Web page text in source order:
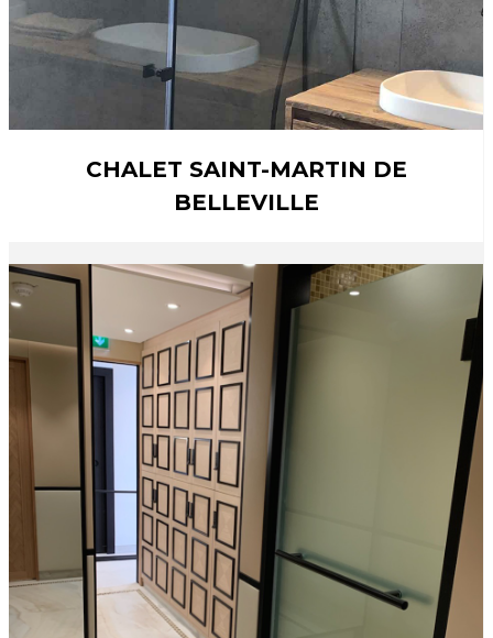
CHALET SAINT-MARTIN DE
BELLEVILLE